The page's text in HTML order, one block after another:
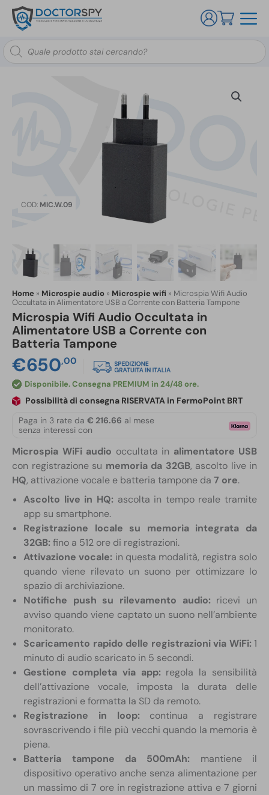
Ricerca
prodotti
COD: MIC.W.09
Home » Microspie audio » Microspie wifi » Microspia Wifi Audio
Occultata in Alimentatore USB a Corrente con Batteria Tampone
Microspia Wifi Audio Occultata in
Alimentatore USB a Corrente con
Batteria Tampone
€650,00
Disponibile
Possibilità di consegna RISERVATA in FermoPoint BRT
Paga in 3 rate da € 216.66 al mese
senza interessi con
Microspia WiFi audio occultata in alimentatore USB
con registrazione su memoria da 32GB, ascolto live in
HQ, attivazione vocale e batteria tampone da 7 ore.
Ascolto live in HQ: ascolta in tempo reale tramite
app su smartphone.
Registrazione locale su memoria integrata da
32GB: fino a 512 ore di registrazioni.
Attivazione vocale: in questa modalità, registra solo
quando viene rilevato un suono per ottimizzare lo
spazio di archiviazione.
Notifiche push su rilevamento audio: ricevi un
avviso quando viene captato un suono nell’ambiente
monitorato.
Scaricamento rapido delle registrazioni via WiFi: 1
minuto di audio scaricato in 5 secondi.
Gestione completa via app: regola la sensibilità
dell’attivazione vocale, imposta la durata delle
registrazioni e formatta la SD da remoto.
Registrazione in loop: continua a registrare
sovrascrivendo i file più vecchi quando la memoria è
piena.
Batteria tampone da 500mAh: mantiene il
dispositivo operativo anche senza alimentazione per
un massimo di 7 ore in registrazione attiva e 7 giorni